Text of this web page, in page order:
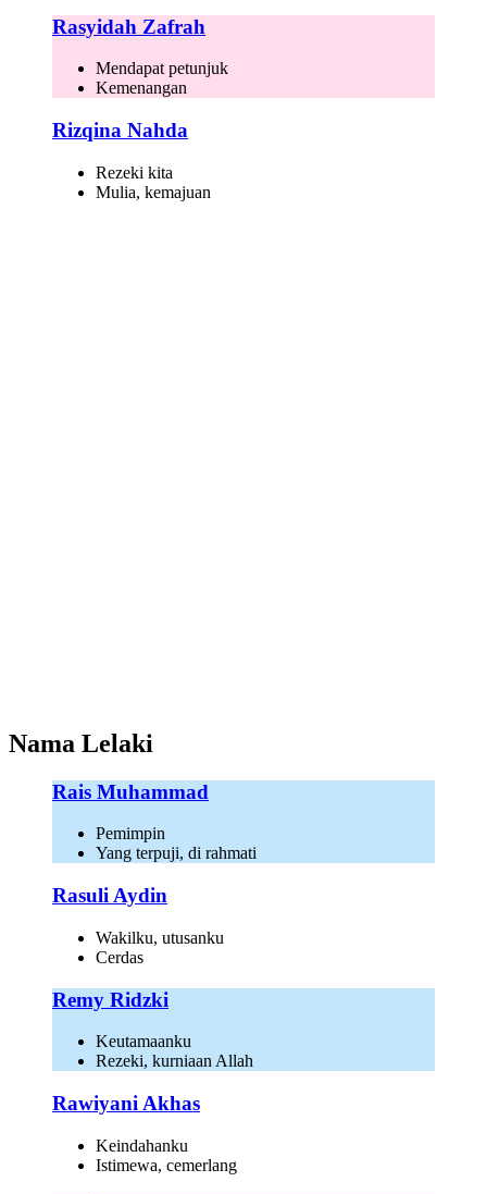
Rasyidah Zafrah
Mendapat petunjuk
Kemenangan
Rizqina Nahda
Rezeki kita
Mulia, kemajuan
Nama Lelaki
Rais Muhammad
Pemimpin
Yang terpuji, di rahmati
Rasuli Aydin
Wakilku, utusanku
Cerdas
Remy Ridzki
Keutamaanku
Rezeki, kurniaan Allah
Rawiyani Akhas
Keindahanku
Istimewa, cemerlang